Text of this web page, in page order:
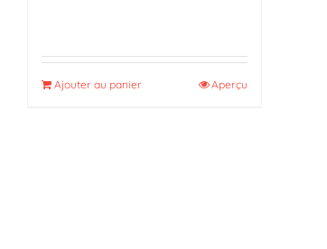
Ajouter au panier Aperçu